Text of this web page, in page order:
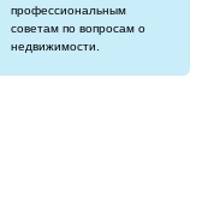
профессиональным
советам по вопросам о
недвижимости.